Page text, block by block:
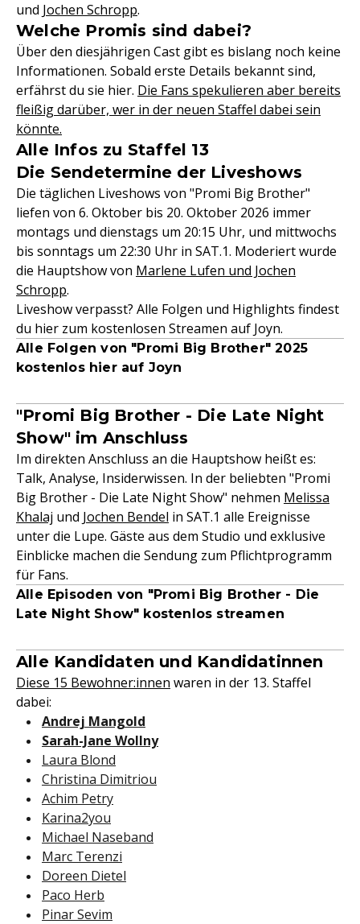
und Jochen Schropp.
Welche Promis sind dabei?
Über den diesjährigen Cast gibt es bislang noch keine
Informationen. Sobald erste Details bekannt sind,
erfährst du sie hier. Die Fans spekulieren aber bereits
fleißig darüber, wer in der neuen Staffel dabei sein
könnte.
Alle Infos zu Staffel 13
Die Sendetermine der Liveshows
Die täglichen Liveshows von "Promi Big Brother"
liefen von 6. Oktober bis 20. Oktober 2026 immer
montags und dienstags um 20:15 Uhr, und mittwochs
bis sonntags um 22:30 Uhr in SAT.1. Moderiert wurde
die Hauptshow von Marlene Lufen und Jochen
Schropp.
Liveshow verpasst? Alle Folgen und Highlights findest
du hier zum kostenlosen Streamen auf Joyn.
Alle Folgen von "Promi Big Brother" 2025
kostenlos hier auf Joyn
"Promi Big Brother - Die Late Night
Show" im Anschluss
Im direkten Anschluss an die Hauptshow heißt es:
Talk, Analyse, Insiderwissen. In der beliebten "Promi
Big Brother - Die Late Night Show" nehmen Melissa
Khalaj und Jochen Bendel in SAT.1 alle Ereignisse
unter die Lupe. Gäste aus dem Studio und exklusive
Einblicke machen die Sendung zum Pflichtprogramm
für Fans.
Alle Episoden von "Promi Big Brother - Die
Late Night Show" kostenlos streamen
Alle Kandidaten und Kandidatinnen
Diese 15 Bewohner:innen waren in der 13. Staffel
dabei:
Andrej Mangold
Sarah-Jane Wollny
Laura Blond
Christina Dimitriou
Achim Petry
Karina2you
Michael Naseband
Marc Terenzi
Doreen Dietel
Paco Herb
Pinar Sevim